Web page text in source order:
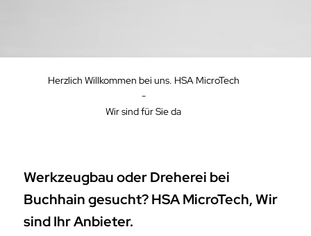
Herzlich Willkommen bei uns. HSA MicroTech
-
Wir sind für Sie da
Werkzeugbau oder Dreherei bei
Buchhain gesucht? HSA MicroTech, Wir
sind Ihr Anbieter.